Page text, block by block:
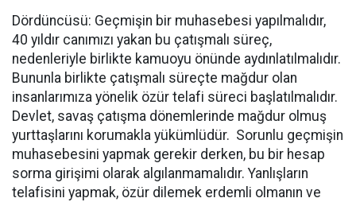
Dördüncüsü: Geçmişin bir muhasebesi yapılmalıdır,
40 yıldır canımızı yakan bu çatışmalı süreç,
nedenleriyle birlikte kamuoyu önünde aydınlatılmalıdır.
Bununla birlikte çatışmalı süreçte mağdur olan
insanlarımıza yönelik özür telafi süreci başlatılmalıdır.
Devlet, savaş çatışma dönemlerinde mağdur olmuş
yurttaşlarını korumakla yükümlüdür. Sorunlu geçmişin
muhasebesini yapmak gerekir derken, bu bir hesap
sorma girişimi olarak algılanmamalıdır. Yanlışların
telafisini yapmak, özür dilemek erdemli olmanın ve